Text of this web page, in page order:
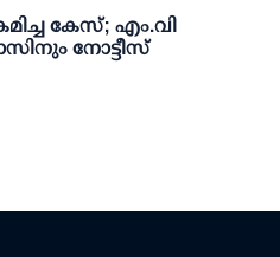
കേസ്; എം.വി
നോട്ടീസ്